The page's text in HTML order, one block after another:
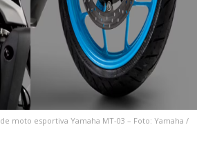
moto esportiva Yamaha MT-03 – Foto: Yamaha /